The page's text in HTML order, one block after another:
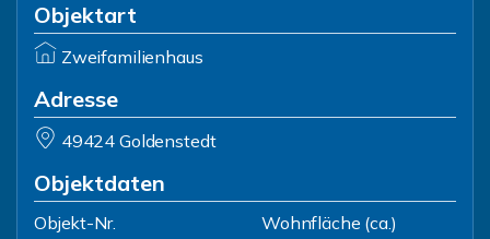
Objektart
Zweifamilienhaus
Adresse
49424 Goldenstedt
Objektdaten
Objekt-Nr.
Wohnfläche (ca.)